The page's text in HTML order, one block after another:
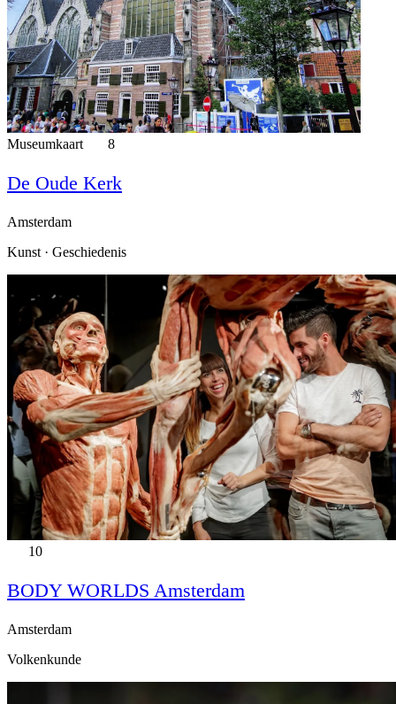
Museumkaart 8
De Oude Kerk
Amsterdam
Kunst · Geschiedenis
10
BODY WORLDS Amsterdam
Amsterdam
Volkenkunde